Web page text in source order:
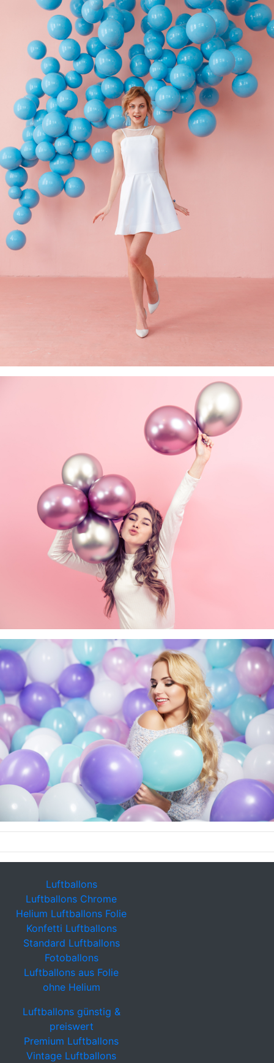
Luftballons
Luftballons Chrome
Helium Luftballons Folie
Konfetti Luftballons
Standard Luftballons
Fotoballons
Luftballons aus Folie
ohne Helium
Luftballons günstig &
preiswert
Premium Luftballons
Vintage Luftballons